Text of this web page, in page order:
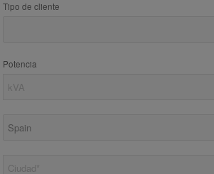
Tipo de cliente
Potencia